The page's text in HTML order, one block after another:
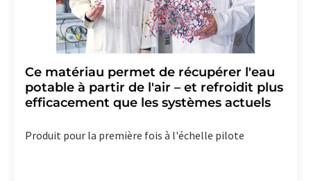
Ce matériau permet de récupérer l'eau
potable à partir de l'air – et refroidit plus
efficacement que les systèmes actuels
Produit pour la première fois à l'échelle pilote